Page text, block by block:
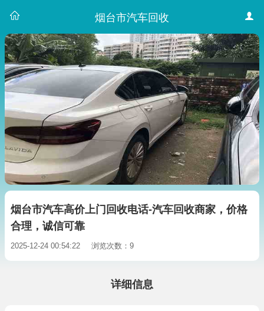
烟台市汽车回收
烟台市汽车高价上门回收电话-汽车回收商家，价格
合理，诚信可靠
2025-12-24 00:54:22 浏览次数：9
详细信息